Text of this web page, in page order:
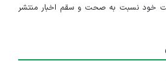
خود نسبت به صحت و سقم اخبار منتشر